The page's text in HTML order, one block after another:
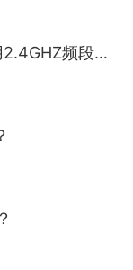
频段的原因